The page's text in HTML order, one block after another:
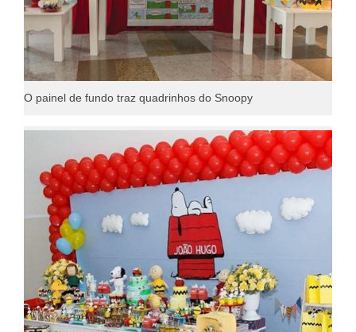
O painel de fundo traz quadrinhos do Snoopy